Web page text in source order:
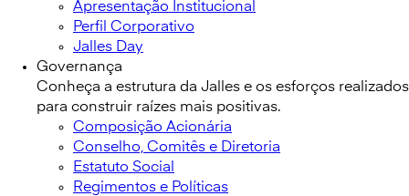
Apresentação Institucional
Perfil Corporativo
Jalles Day
Governança
Conheça a estrutura da Jalles e os esforços realizados
para construir raízes mais positivas.
Composição Acionária
Conselho, Comitês e Diretoria
Estatuto Social
Regimentos e Políticas